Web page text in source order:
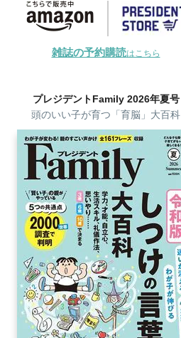
雑誌の予約購読はこちら
プレジデントFamily 2026年夏号
頭のいい子が育つ「育脳」大百科